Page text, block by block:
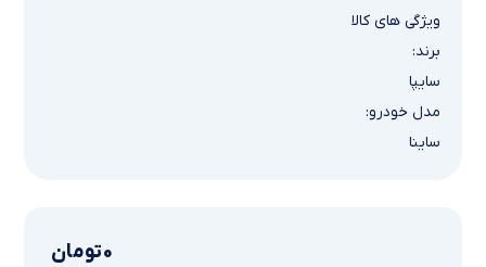
ویژگی های کالا
برند:
سایپا
مدل خودرو:
ساینا
0تومان